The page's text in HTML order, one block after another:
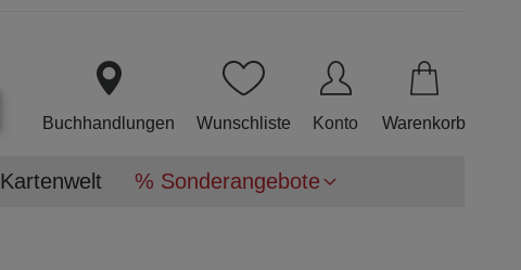
Buchhandlungen Wunschliste Konto Warenkorb
Kartenwelt % Sonderangebote